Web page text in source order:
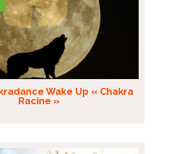
Wake Up « Chakra
Racine »